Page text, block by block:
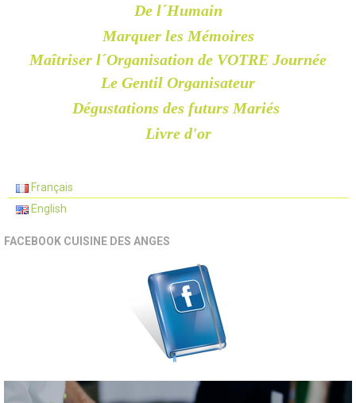
De l´Humain
Marquer les Mémoires
Maîtriser l´Organisation de VOTRE Journée
Le Gentil Organisateur
Dégustations des futurs Mariés
Livre d'or
Français
English
FACEBOOK CUISINE DES ANGES